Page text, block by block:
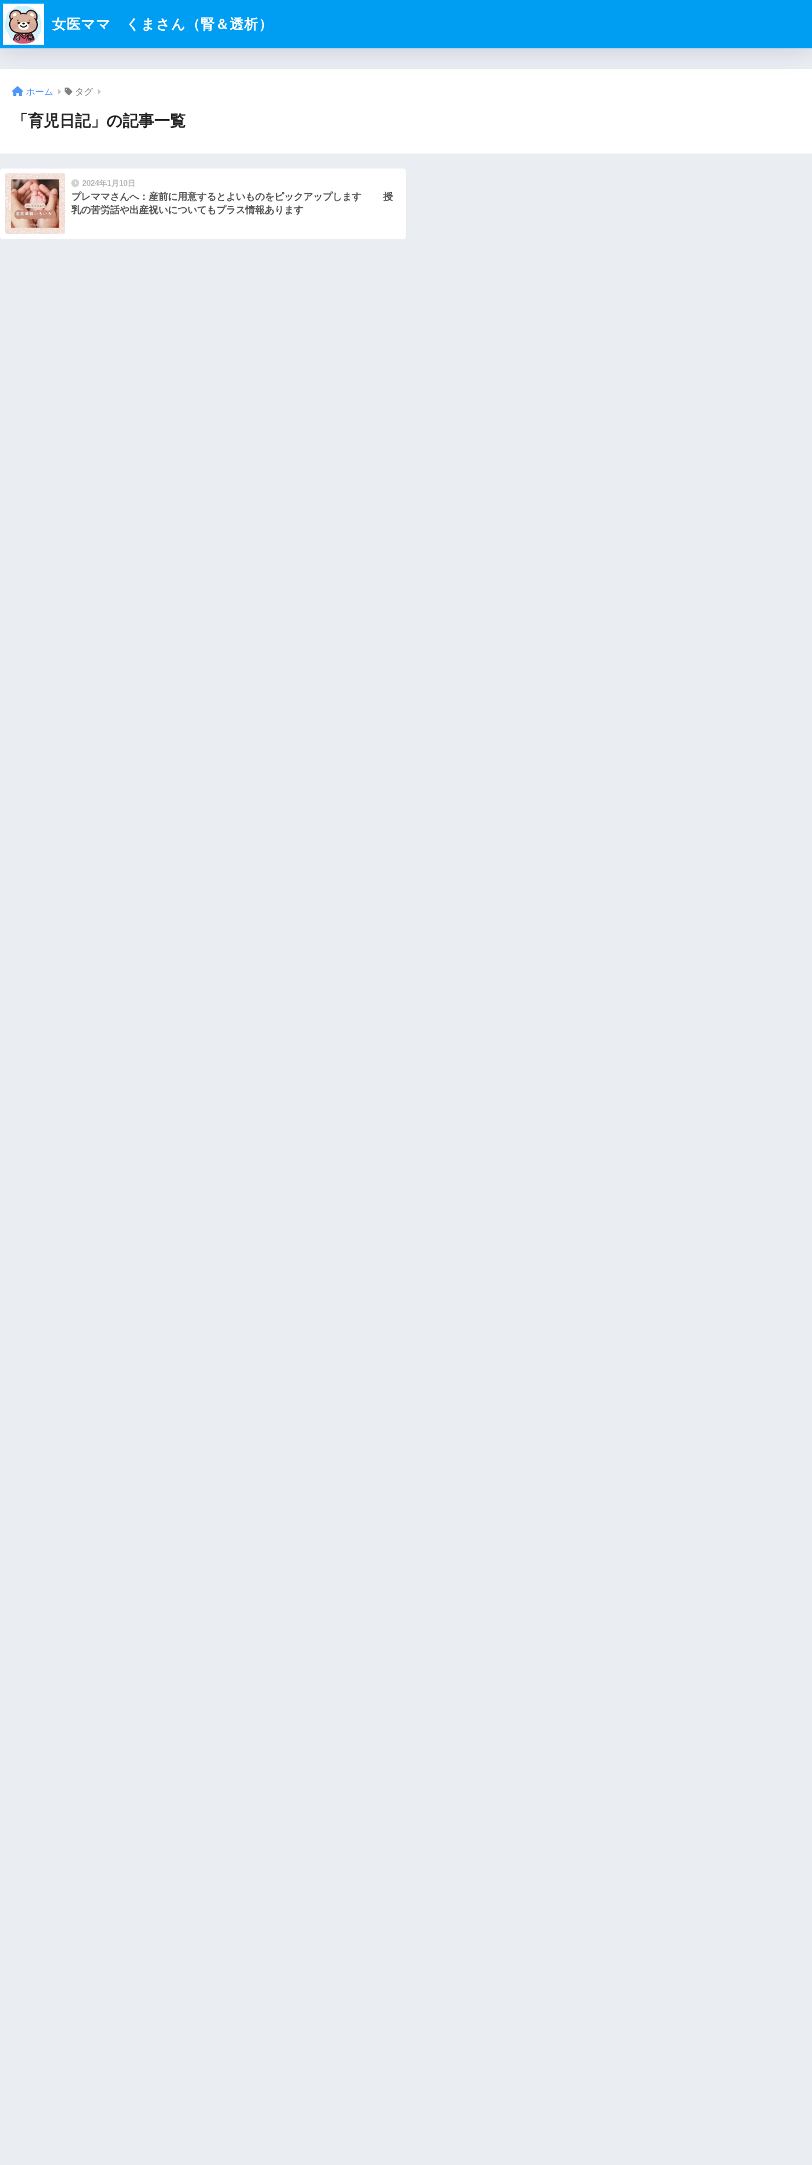
女医ママ くまさん（腎＆透析）
ホーム タグ
「育児日記」の記事一覧
2024年1月10日
プレママさんへ：産前に用意するとよいものをピックアップします 授
乳の苦労話や出産祝いについてもプラス情報あります